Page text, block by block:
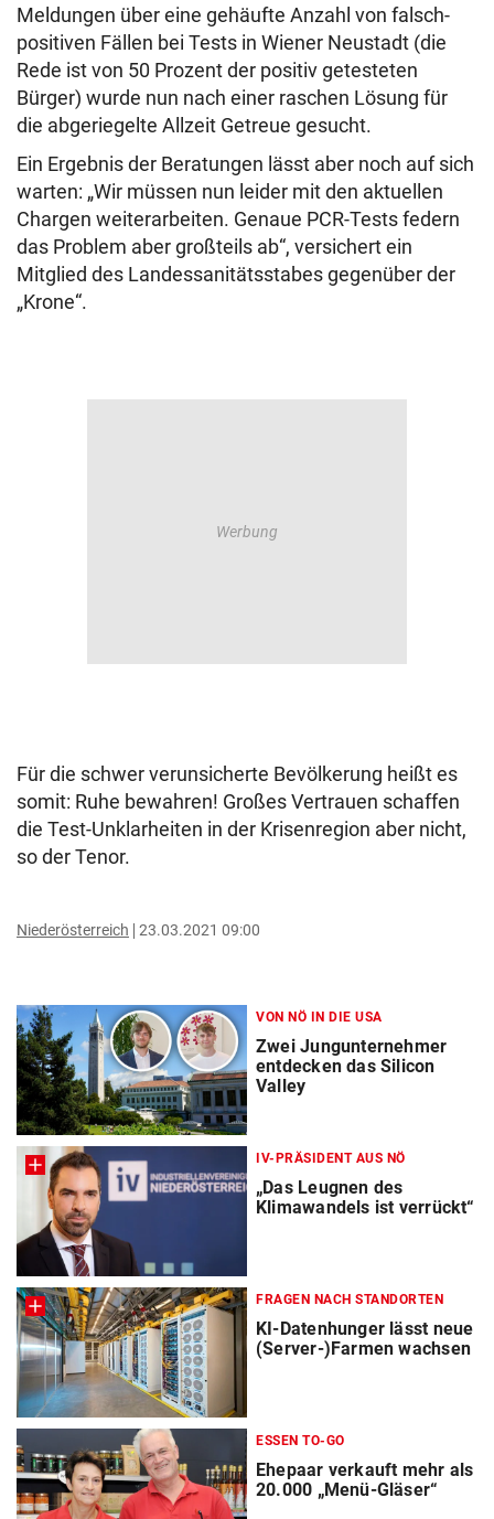
Meldungen über eine gehäufte Anzahl von falsch-
positiven Fällen bei Tests in Wiener Neustadt (die
Rede ist von 50 Prozent der positiv getesteten
Bürger) wurde nun nach einer raschen Lösung für
die abgeriegelte Allzeit Getreue gesucht.
Ein Ergebnis der Beratungen lässt aber noch auf sich
warten: „Wir müssen nun leider mit den aktuellen
Chargen weiterarbeiten. Genaue PCR-Tests federn
das Problem aber großteils ab“, versichert ein
Mitglied des Landessanitätsstabes gegenüber der
„Krone“.
Für die schwer verunsicherte Bevölkerung heißt es
somit: Ruhe bewahren! Großes Vertrauen schaffen
die Test-Unklarheiten in der Krisenregion aber nicht,
so der Tenor.
Niederösterreich 23.03.2021 09:00
VON NÖ IN DIE USA
Zwei Jungunternehmer
entdecken das Silicon
Valley
IV-PRÄSIDENT AUS NÖ
„Das Leugnen des
Klimawandels ist verrückt“
FRAGEN NACH STANDORTEN
KI-Datenhunger lässt neue
(Server-)Farmen wachsen
ESSEN TO-GO
Ehepaar verkauft mehr als
20.000 „Menü-Gläser“